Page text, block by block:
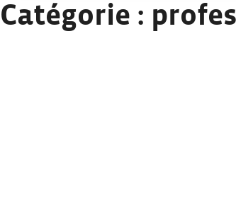
Catégorie :